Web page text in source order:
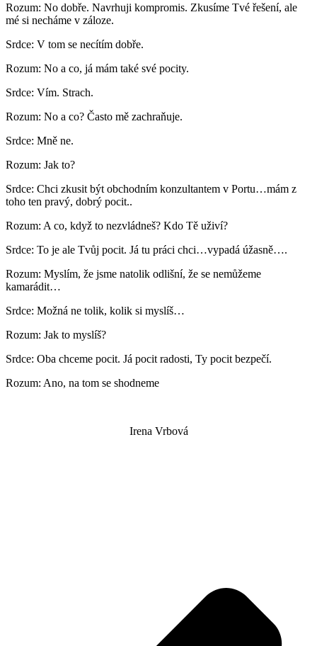
Rozum: No dobře. Navrhuji kompromis. Zkusíme Tvé řešení, ale
mé si necháme v záloze.
Srdce: V tom se necítím dobře.
Rozum: No a co, já mám také své pocity.
Srdce: Vím. Strach.
Rozum: No a co? Často mě zachraňuje.
Srdce: Mně ne.
Rozum: Jak to?
Srdce: Chci zkusit být obchodním konzultantem v Portu…mám z
toho ten pravý, dobrý pocit..
Rozum: A co, když to nezvládneš? Kdo Tě uživí?
Srdce: To je ale Tvůj pocit. Já tu práci chci…vypadá úžasně….
Rozum: Myslím, že jsme natolik odlišní, že se nemůžeme
kamarádit…
Srdce: Možná ne tolik, kolik si myslíš…
Rozum: Jak to myslíš?
Srdce: Oba chceme pocit. Já pocit radosti, Ty pocit bezpečí.
Rozum: Ano, na tom se shodneme
Irena Vrbová